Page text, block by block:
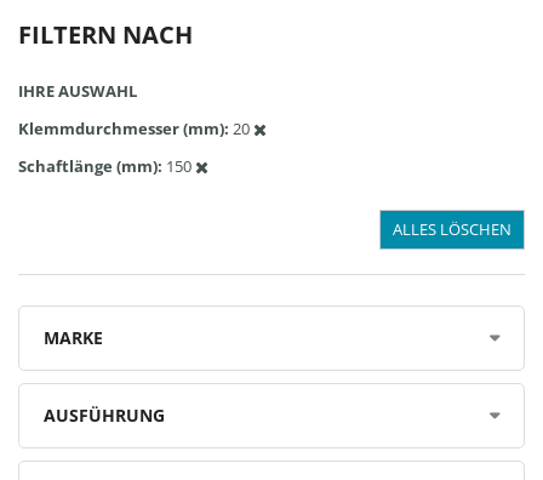
FILTERN NACH
IHRE AUSWAHL
Klemmdurchmesser (mm) 20
Schaftlänge (mm) 150
ALLES LÖSCHEN
MARKE
AUSFÜHRUNG